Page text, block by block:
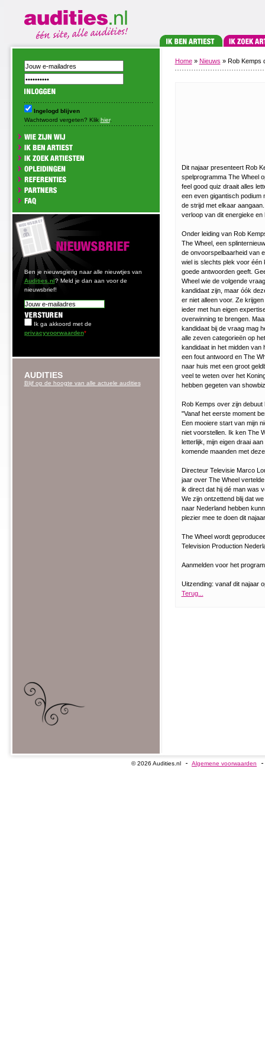
Ingelogd blijven
Wachtwoord vergeten? Klik hier.
Ben je nieuwsgierig naar alle nieuwtjes van
Audities.nl? Meld je dan aan voor de
nieuwsbrief!
Ik ga akkoord met de
privacyvoorwaarden*
AUDITIES
Blijf op de hoogte van alle actuele audities
Home » Nieuws » Rob Kemps
Dit najaar presenteert Rob
spelprogramma The Wheel
feel good quiz draait alles
een even gigantisch podium
de strijd met elkaar
verloop van dit energieke en
Onder leiding van Rob
The Wheel, een
de onvoorspelbaarheid van
wiel is slechts plek voor één
goede antwoorden geeft.
Wheel wie de volgende
kandidaat zijn, maar óók
er niet alleen voor. Ze
ieder met hun eigen
overwinning te brengen.
kandidaat bij de vraag mag
alle zeven categorieën op
kandidaat in het midden van
een fout antwoord en The
naar huis met een groot
veel te weten over het
hebben gegeten van
Rob Kemps over zijn
"Vanaf het eerste moment
Een mooiere start van mijn
niet voorstellen. Ik ken The
letterlijk, mijn eigen draai
komende maanden met
Directeur Televisie Marco
jaar over The Wheel
ik direct dat hij dé man was
We zijn ontzettend blij dat
naar Nederland hebben
plezier mee te doen dit
The Wheel wordt
Television Production
Aanmelden voor het
Uitzending: vanaf dit najaar
Terug...
© 2026 Audities.nl Algemene voorwaarden